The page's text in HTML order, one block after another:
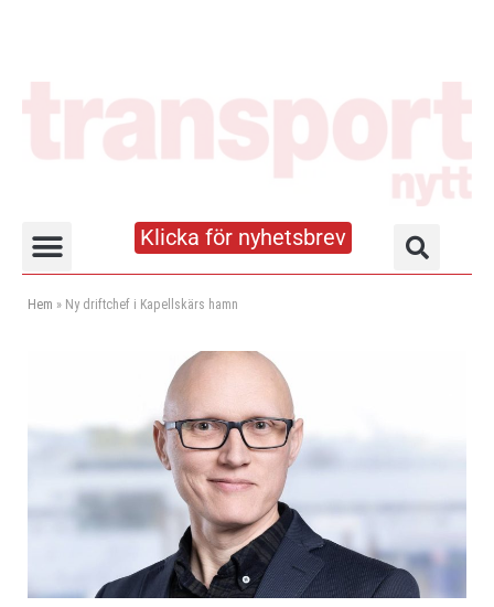
Klicka för nyhetsbrev
Hem » Ny driftchef i Kapellskärs hamn